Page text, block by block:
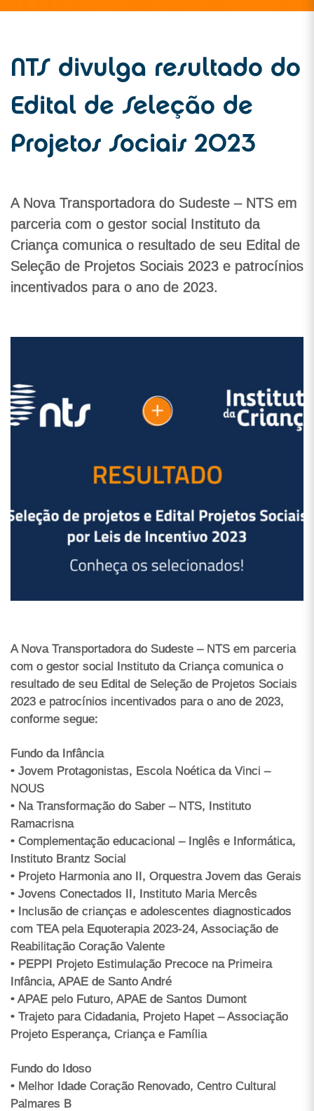
NTS divulga resultado do
Edital de Seleção de
Projetos Sociais 2023
A Nova Transportadora do Sudeste – NTS em
parceria com o gestor social Instituto da
Criança comunica o resultado de seu Edital de
Seleção de Projetos Sociais 2023 e patrocínios
incentivados para o ano de 2023.
A Nova Transportadora do Sudeste – NTS em parceria
com o gestor social Instituto da Criança comunica o
resultado de seu Edital de Seleção de Projetos Sociais
2023 e patrocínios incentivados para o ano de 2023,
conforme segue:
Fundo da Infância
• Jovem Protagonistas, Escola Noética da Vinci –
NOUS
• Na Transformação do Saber – NTS, Instituto
Ramacrisna
• Complementação educacional – Inglês e Informática,
Instituto Brantz Social
• Projeto Harmonia ano II, Orquestra Jovem das Gerais
• Jovens Conectados II, Instituto Maria Mercês
• Inclusão de crianças e adolescentes diagnosticados
com TEA pela Equoterapia 2023-24, Associação de
Reabilitação Coração Valente
• PEPPI Projeto Estimulação Precoce na Primeira
Infância, APAE de Santo André
• APAE pelo Futuro, APAE de Santos Dumont
• Trajeto para Cidadania, Projeto Hapet – Associação
Projeto Esperança, Criança e Família
Fundo do Idoso
• Melhor Idade Coração Renovado, Centro Cultural
Palmares B